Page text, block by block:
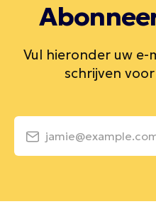
Vul hieronder uw e-
schrijven